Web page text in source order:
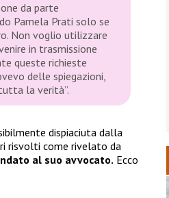
da parte
Pamela Prati solo se
Non voglio utilizzare
in trasmissione
queste richieste
delle spiegazioni,
la verità”.
dispiaciuta dalla
risvolti come rivelato da
al suo avvocato. Ecco